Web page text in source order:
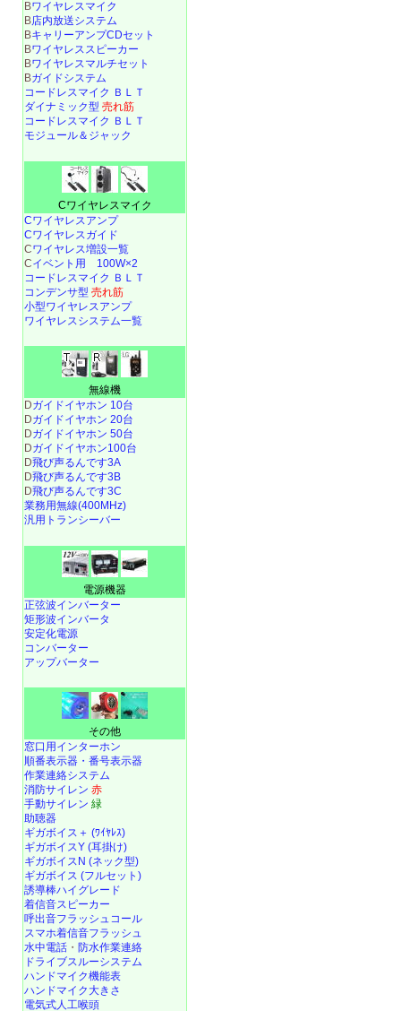
Bワイヤレスマイク
B店内放送システム
BキャリーアンプCDセット
Bワイヤレススピーカー
Bワイヤレスマルチセット
Bガイドシステム
コードレスマイク ＢＬＴ
ダイナミック型 売れ筋
コードレスマイク ＢＬＴ
モジュール＆ジャック
Cワイヤレスマイク
Cワイヤレスアンプ
Cワイヤレスガイド
Cワイヤレス増設一覧
Cイベント用 100W×2
コードレスマイク ＢＬＴ
コンデンサ型 売れ筋
小型ワイヤレスアンプ
ワイヤレスシステム一覧
無線機
Dガイドイヤホン 10台
Dガイドイヤホン 20台
Dガイドイヤホン 50台
Dガイドイヤホン100台
D飛び声るんです3A
D飛び声るんです3B
D飛び声るんです3C
業務用無線(400MHz)
汎用トランシーバー
電源機器
正弦波インバーター
矩形波インバータ
安定化電源
コンバーター
アップバーター
その他
窓口用インターホン
順番表示器・番号表示器
作業連絡システム
消防サイレン 赤
手動サイレン 緑
助聴器
ギガボイス＋ (ﾜｲﾔﾚｽ)
ギガボイスY (耳掛け)
ギガボイスN (ネック型)
ギガボイス (フルセット)
誘導棒ハイグレード
着信音スピーカー
呼出音フラッシュコール
スマホ着信音フラッシュ
水中電話 ・ 防水作業連絡
ドライブスルーシステム
ハンドマイク機能表
ハンドマイク大きさ
電気式人工喉頭